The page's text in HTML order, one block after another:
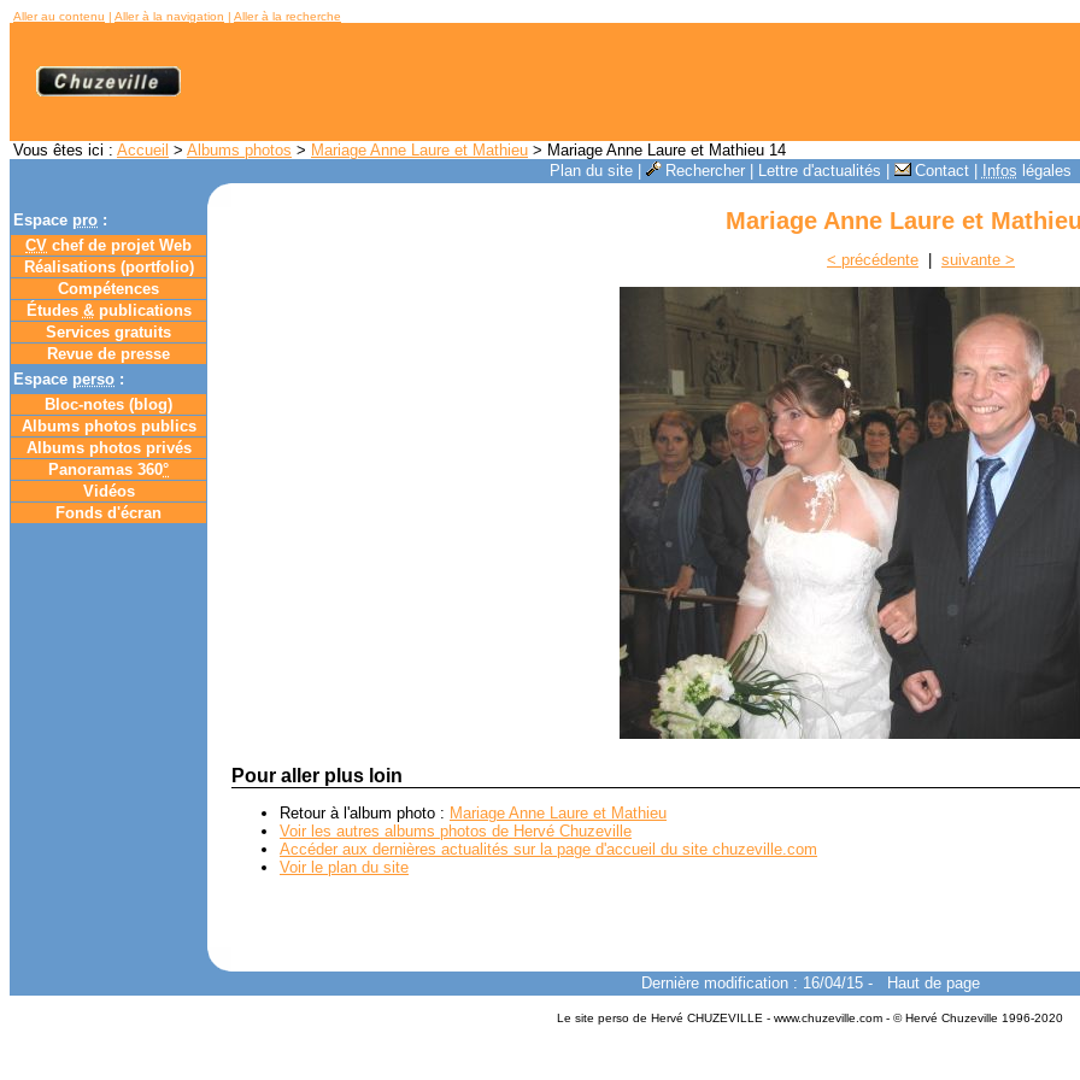
Aller au contenu | Aller à la navigation | Aller à la recherche
Vous êtes ici : Accueil > Albums photos > Mariage Anne Laure et Mathieu > Mariage Anne Laure et Mathieu 14
Plan du site| Rechercher| Lettre d'actualités Contact| Infos légales
Espace pro :
CV chef de projet Web
Réalisations (portfolio)
Compétences
Études &publications
Services gratuits
Revue de presse
Espace perso :
Bloc-notes (blog)
Albums photos publics
Albums photos privés
Panoramas 360°
Vidéos
Fonds d'écran
Mariage Anne Laure et
< précédente suivante >
Pour aller plus loin
Retour à l'album photo : Mariage Anne Laure et Mathieu
Voir les autres albums photos de Hervé Chuzeville
Accéder aux dernières actualités sur la page d'accueil du site chuzeville.com
Voir le plan du site
Dernière modification : 16/04/15- Haut de page
Le site perso de Hervé CHUZEVILLE - www.chuzeville.com - © Hervé Chuzeville 1996-2020